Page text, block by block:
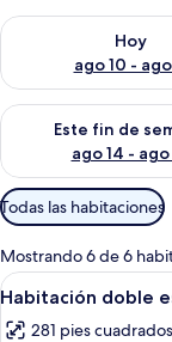
Hoy
ago 10 - ago
Consulta la
Este fin de
ago 14 - ago
Consulta la
Filtros
disponibles
para
las
habitaciones
Todas las habitaciones
Mostrando 6 de 6
Abrir
todas
6
Habitación doble
281 pies cuadrados